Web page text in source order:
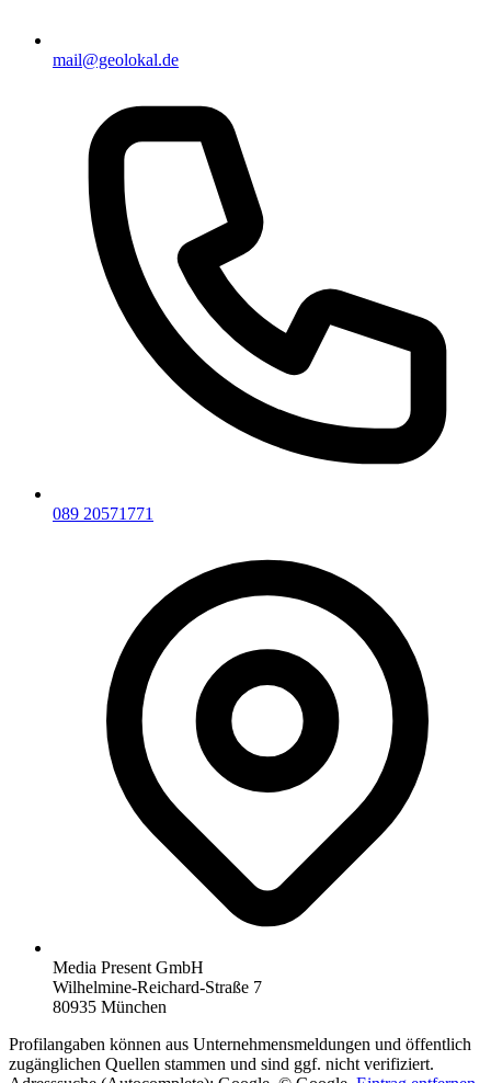
mail@geolokal.de
089 20571771
Media Present GmbH
Wilhelmine-Reichard-Straße 7
80935 München
Profilangaben können aus Unternehmensmeldungen und öffentlich
zugänglichen Quellen stammen und sind ggf. nicht verifiziert.